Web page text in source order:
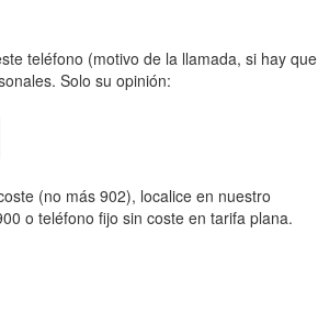
teléfono (motivo de la llamada, si hay que
Solo su opinión:
(no más 902), localice en nuestro
o teléfono fijo sin coste en tarifa plana.